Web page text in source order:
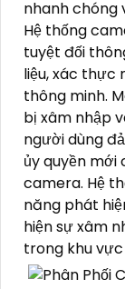
nhanh chóng
Hệ thống
tuyệt đối
liệu, xác thực
thông minh.
bị xâm nhập
người dùng
ủy quyền mới
camera. Hệ
năng phát
hiện sự xâm
trong khu